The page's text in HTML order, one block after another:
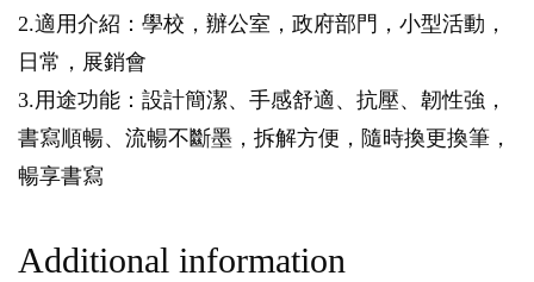
2.適用介紹：學校，辦公室，政府部門，小型活動，
日常，展銷會
3.用途功能：設計簡潔、手感舒適、抗壓、韌性強，
書寫順暢、流暢不斷墨，拆解方便，隨時換更換筆，
暢享書寫
Additional information